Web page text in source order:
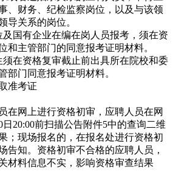
、财务、纪检监察岗位，以及与该领
导关系的岗位。
及国有企业在编在岗人员报考，须在资
和主管部门的同意报考证明材料。
须在资格复审截止前出具所在院校和委
部门同意报考证明材料。
准考证
在网上进行资格初审，应聘人员在网
日20:00前扫描公告附件5中的查询二维
；现场报名的，在报名处进行资格初
告知。资格初审不合格的应聘人员，
材料信息不实，影响资格审查结果